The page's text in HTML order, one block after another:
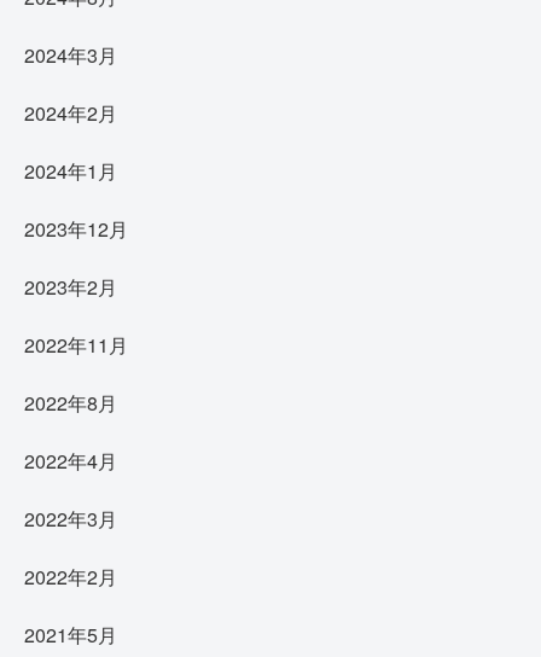
2024年3月
2024年2月
2024年1月
2023年12月
2023年2月
2022年11月
2022年8月
2022年4月
2022年3月
2022年2月
2021年5月